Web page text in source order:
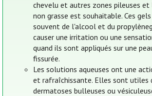
chevelu et autres zones pileuses et
non grasse est souhaitable. Ces
souvent de l'alcool et du
causer une irritation ou une
quand ils sont appliqués sur une
fissurée.
Les solutions aqueuses ont une
et rafraîchissante. Elles sont utiles
dermatoses bulleuses ou